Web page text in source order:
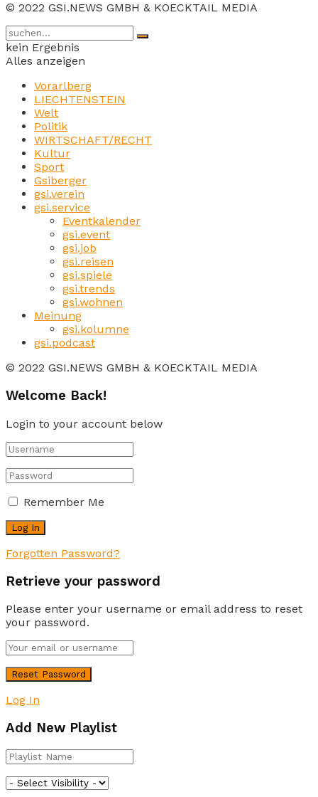
© 2022 GSI.NEWS GMBH & KOECKTAIL MEDIA
kein Ergebnis
Alles anzeigen
Vorarlberg
LIECHTENSTEIN
Welt
Politik
WIRTSCHAFT/RECHT
Kultur
Sport
Gsiberger
gsi.verein
gsi.service
Eventkalender
gsi.event
gsi.job
gsi.reisen
gsi.spiele
gsi.trends
gsi.wohnen
Meinung
gsi.kolumne
gsi.podcast
© 2022 GSI.NEWS GMBH & KOECKTAIL MEDIA
Welcome Back!
Login to your account below
Remember Me
Forgotten Password?
Retrieve your password
Please enter your username or email address to reset
your password.
Log In
Add New Playlist